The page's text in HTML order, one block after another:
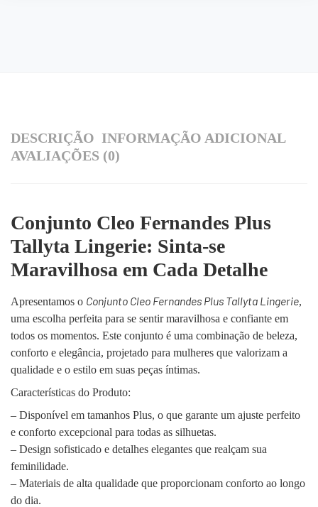
DESCRIÇÃO INFORMAÇÃO ADICIONAL
AVALIAÇÕES (0)
Conjunto Cleo Fernandes Plus
Tallyta Lingerie: Sinta-se
Maravilhosa em Cada Detalhe
Apresentamos o Conjunto Cleo Fernandes Plus Tallyta Lingerie,
uma escolha perfeita para se sentir maravilhosa e confiante em
todos os momentos. Este conjunto é uma combinação de beleza,
conforto e elegância, projetado para mulheres que valorizam a
qualidade e o estilo em suas peças íntimas.
Características do Produto:
– Disponível em tamanhos Plus, o que garante um ajuste perfeito
e conforto excepcional para todas as silhuetas.
– Design sofisticado e detalhes elegantes que realçam sua
feminilidade.
– Materiais de alta qualidade que proporcionam conforto ao longo
do dia.